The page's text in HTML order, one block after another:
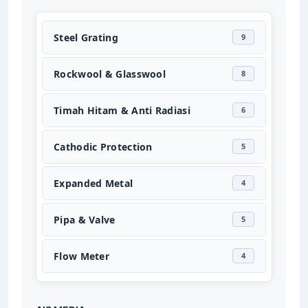
Steel Grating 9
Rockwool & Glasswool 8
Timah Hitam & Anti Radiasi 6
Cathodic Protection 5
Expanded Metal 4
Pipa & Valve 5
Flow Meter 4